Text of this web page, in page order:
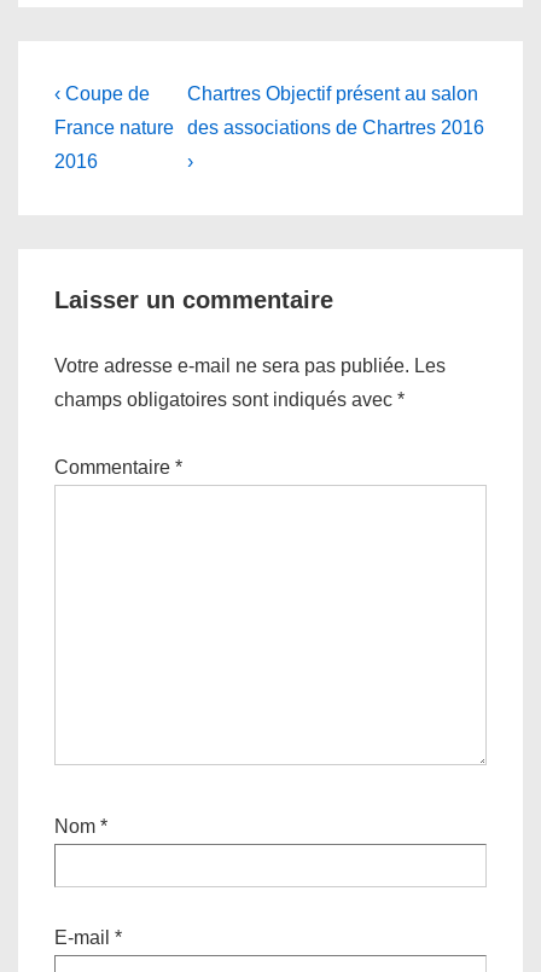
Navigation
de
l’article
Previous
Post
is
‹ Coupe de
France nature
2016
Next
Post
is
Chartres Objectif présent au salon
des associations de Chartres 2016
›
Laisser un commentaire
Votre adresse e-mail ne sera pas publiée. Les
champs obligatoires sont indiqués avec *
Commentaire *
Nom *
E-mail *